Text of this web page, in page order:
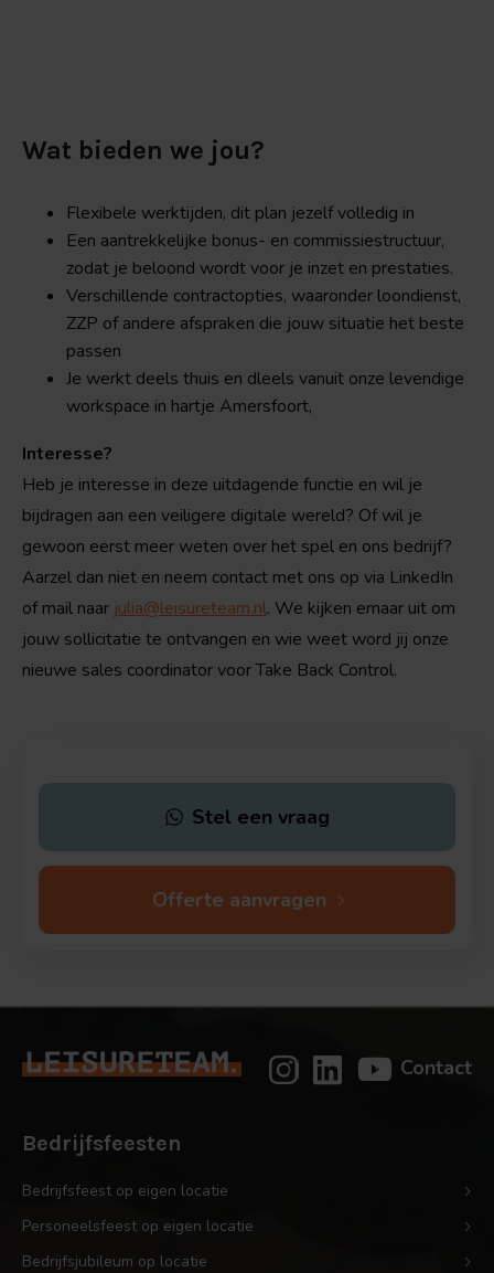
Wat bieden we jou?
Flexibele werktijden, dit plan jezelf volledig in
Een aantrekkelijke bonus- en commissiestructuur,
zodat je beloond wordt voor je inzet en prestaties.
Verschillende contractopties, waaronder loondienst,
ZZP of andere afspraken die jouw situatie het beste
passen
Je werkt deels thuis en dleels vanuit onze levendige
workspace in hartje Amersfoort,
Interesse?
Heb je interesse in deze uitdagende functie en wil je
bijdragen aan een veiligere digitale wereld? Of wil je
gewoon eerst meer weten over het spel en ons bedrijf?
Aarzel dan niet en neem contact met ons op via LinkedIn
of mail naar julia@leisureteam.nl. We kijken ernaar uit om
jouw sollicitatie te ontvangen en wie weet word jij onze
nieuwe sales coordinatorvoor Take Back Control.
Stel een vraag
Offerte aanvragen
Contact
Bedrijfsfeesten
Bedrijfsfeest op eigen locatie
Personeelsfeest op eigen locatie
Bedrijfsjubileum op locatie